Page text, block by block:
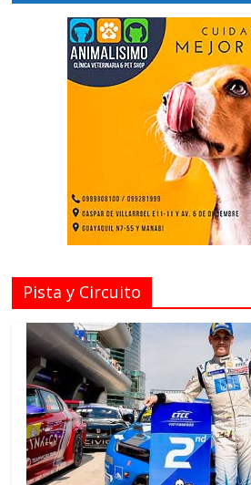
Pista y Circuito